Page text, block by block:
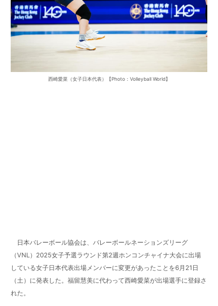
西崎愛菜（女子日本代表）【Photo：Volleyball World】
日本バレーボール協会は、バレーボールネーションズリーグ
（VNL）2025女子予選ラウンド第2週ホンコンチャイナ大会に出場
している女子日本代表出場メンバーに変更があったことを6月21日
（土）に発表した。福留慧美に代わって西崎愛菜が出場選手に登録さ
れた。